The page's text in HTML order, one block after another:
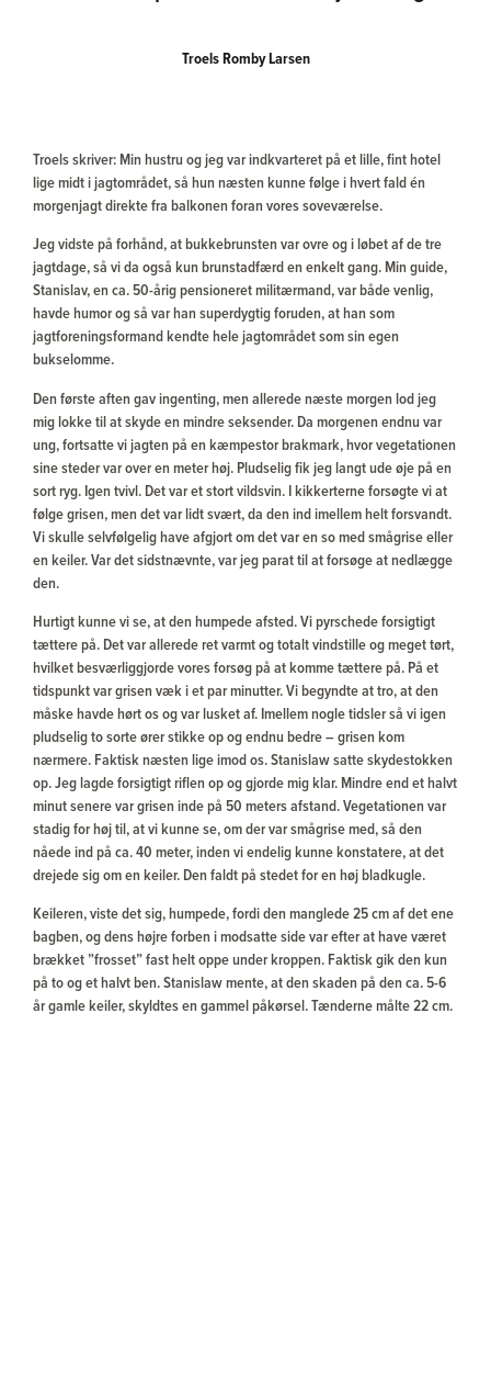
Troels Romby Larsen
Troels skriver: Min hustru og jeg var indkvarteret på et lille, fint hotel
lige midt i jagtområdet, så hun næsten kunne følge i hvert fald én
morgenjagt direkte fra balkonen foran vores soveværelse.
Jeg vidste på forhånd, at bukkebrunsten var ovre og i løbet af de tre
jagtdage, så vi da også kun brunstadfærd en enkelt gang. Min guide,
Stanislav, en ca. 50-årig pensioneret militærmand, var både venlig,
havde humor og så var han superdygtig foruden, at han som
jagtforeningsformand kendte hele jagtområdet som sin egen
bukselomme.
Den første aften gav ingenting, men allerede næste morgen lod jeg
mig lokke til at skyde en mindre seksender. Da morgenen endnu var
ung, fortsatte vi jagten på en kæmpestor brakmark, hvor vegetationen
sine steder var over en meter høj. Pludselig fik jeg langt ude øje på en
sort ryg. Igen tvivl. Det var et stort vildsvin. I kikkerterne forsøgte vi at
følge grisen, men det var lidt svært, da den ind imellem helt forsvandt.
Vi skulle selvfølgelig have afgjort om det var en so med smågrise eller
en keiler. Var det sidstnævnte, var jeg parat til at forsøge at nedlægge
den.
Hurtigt kunne vi se, at den humpede afsted. Vi pyrschede forsigtigt
tættere på. Det var allerede ret varmt og totalt vindstille og meget tørt,
hvilket besværliggjorde vores forsøg på at komme tættere på. På et
tidspunkt var grisen væk i et par minutter. Vi begyndte at tro, at den
måske havde hørt os og var lusket af. Imellem nogle tidsler så vi igen
pludselig to sorte ører stikke op og endnu bedre – grisen kom
nærmere. Faktisk næsten lige imod os. Stanislaw satte skydestokken
op. Jeg lagde forsigtigt riflen op og gjorde mig klar. Mindre end et halvt
minut senere var grisen inde på 50 meters afstand. Vegetationen var
stadig for høj til, at vi kunne se, om der var smågrise med, så den
nåede ind på ca. 40 meter, inden vi endelig kunne konstatere, at det
drejede sig om en keiler. Den faldt på stedet for en høj bladkugle.
Keileren, viste det sig, humpede, fordi den manglede 25 cm af det ene
bagben, og dens højre forben i modsatte side var efter at have været
brækket ”frosset” fast helt oppe under kroppen. Faktisk gik den kun
på to og et halvt ben. Stanislaw mente, at den skaden på den ca. 5-6
år gamle keiler, skyldtes en gammel påkørsel. Tænderne målte 22 cm.